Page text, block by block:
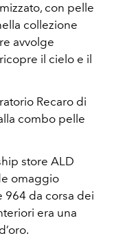
con pelle
collezione
avvolge
il cielo e il
Recaro di
combo pelle
store ALD
omaggio
964 da corsa dei
era una